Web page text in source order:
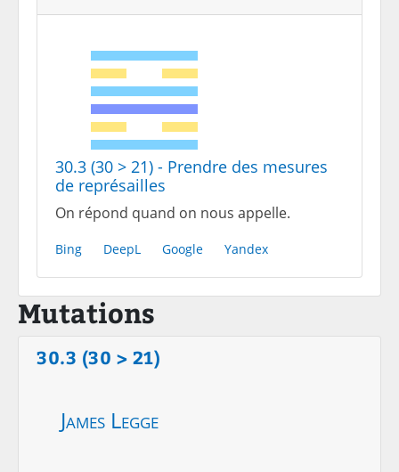
30.3 (30 > 21) - Prendre des mesures
de représailles
On répond quand on nous appelle.
Bing DeepL Google Yandex
Mutations
30.3 (30 > 21)
James Legge